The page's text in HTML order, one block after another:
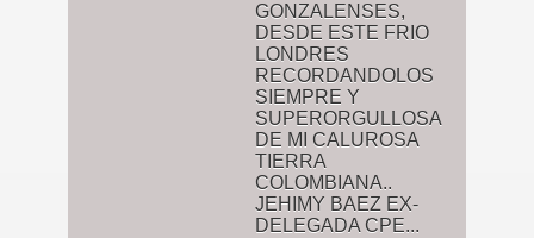
GONZALENSES,
DESDE ESTE FRIO
LONDRES
RECORDANDOLOS
SIEMPRE Y
SUPERORGULLOSA
DE MI CALUROSA
TIERRA
COLOMBIANA..
JEHIMY BAEZ EX-
DELEGADA CPE...